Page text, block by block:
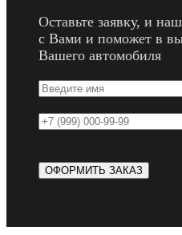
Оставьте заявку, и
с Вами и поможет в
Вашего автомобиля